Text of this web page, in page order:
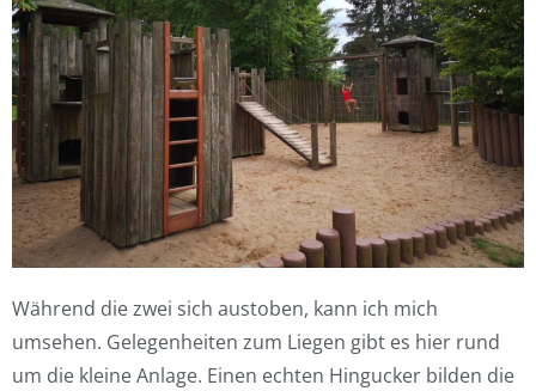
Während die zwei sich austoben, kann ich mich
umsehen. Gelegenheiten zum Liegen gibt es hier rund
um die kleine Anlage. Einen echten Hingucker bilden die